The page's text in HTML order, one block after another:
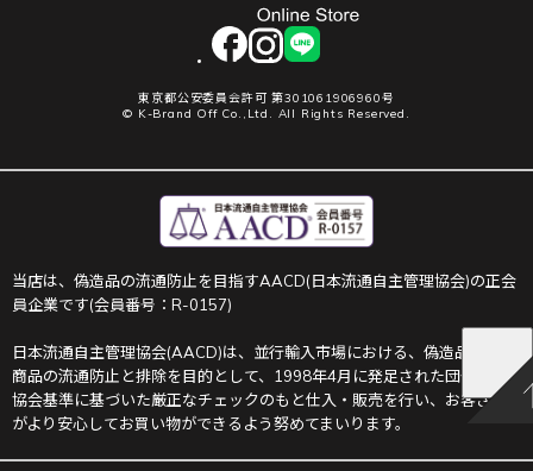
facebookinstagram
LINE
東京都公安委員会許可 第301061906960号
© K-Brand Off Co.,Ltd. All Rights Reserved.
当店は、偽造品の流通防止を目指すAACD(日本流通自主管理協会)の正会
員企業です(会員番号：R-0157)
日本流通自主管理協会(AACD)は、並行輸入市場における、偽造品や不正
商品の流通防止と排除を目的として、1998年4月に発足された団体です。
協会基準に基づいた厳正なチェックのもと仕入・販売を行い、お客さま
がより安心してお買い物ができるよう努めてまいります。